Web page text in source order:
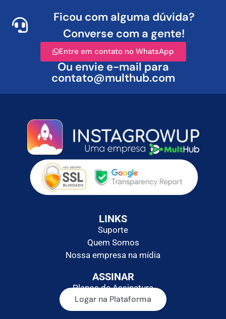
Ficou com alguma dúvida?
Converse com a gente!
Entre em contato no WhatsApp
Ou envie e-mail para
contato@multhub.com
LINKS
Suporte
Quem Somos
Nossa empresa na mídia
ASSINAR
Planos de Assinatura
Logar na Plataforma